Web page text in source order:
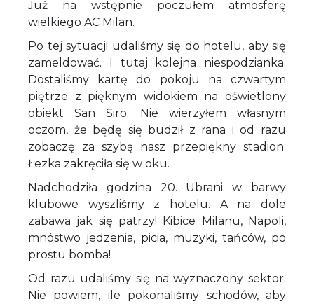
Już na wstępnie poczułem atmosferę
wielkiego AC Milan.
Po tej sytuacji udaliśmy się do hotelu, aby się
zameldować. I tutaj kolejna niespodzianka.
Dostaliśmy kartę do pokoju na czwartym
piętrze z pięknym widokiem na oświetlony
obiekt San Siro. Nie wierzyłem własnym
oczom, że będę się budził z rana i od razu
zobaczę za szybą nasz przepiękny stadion.
Łezka zakręciła się w oku.
Nadchodziła godzina 20. Ubrani w barwy
klubowe wyszliśmy z hotelu. A na dole
zabawa jak się patrzy! Kibice Milanu, Napoli,
mnóstwo jedzenia, picia, muzyki, tańców, po
prostu bomba!
Od razu udaliśmy się na wyznaczony sektor.
Nie powiem, ile pokonaliśmy schodów, aby